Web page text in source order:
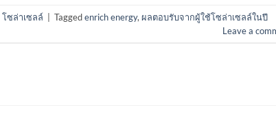
โซล่าเซลล์ Taggedenrich energy, ผลตอบรับจากผู้ใช้โซล่าเซลล์ในปี
Leave a